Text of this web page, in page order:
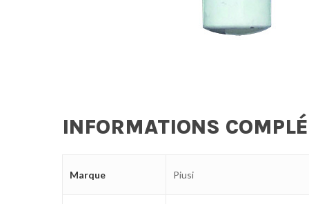
INFORMATIONS
Marque Piusi